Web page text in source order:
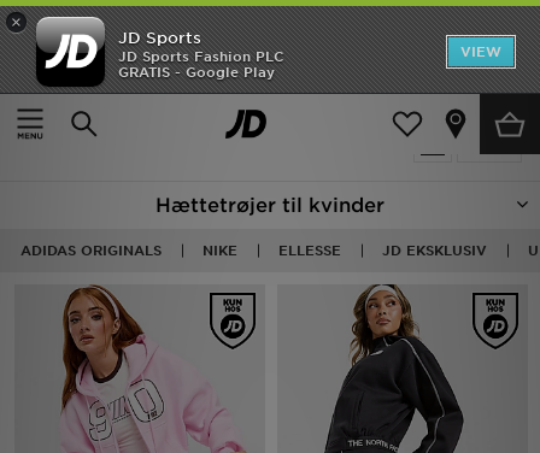
×
JD Sports
JD Sports Fashion PLC
GRATIS - Google Play
VIEW
Hjem
Damer Dametøj Hoodies
84 Produkter fundet
Hættetrøjer til kvinder
ADIDAS ORIGINALS NIKE ELLESSE JD EKSKLUSIV
Hjem
Udsalg
Damer
Bestsellers
Brands